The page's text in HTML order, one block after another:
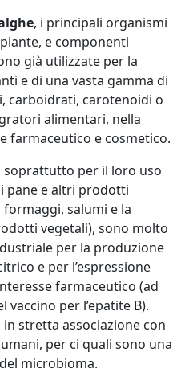
, i principali organismi
e componenti
già utilizzate per la
e di una vasta gamma di
carboidrati, carotenoidi o
alimentari, nella
farmaceutico e cosmetico.
soprattutto per il loro uso
pane e altri prodotti
salumi e la
vegetali), sono molto
per la produzione
e per l’espressione
farmaceutico (ad
per l’epatite B).
stretta associazione con
per ci quali sono una
microbioma.